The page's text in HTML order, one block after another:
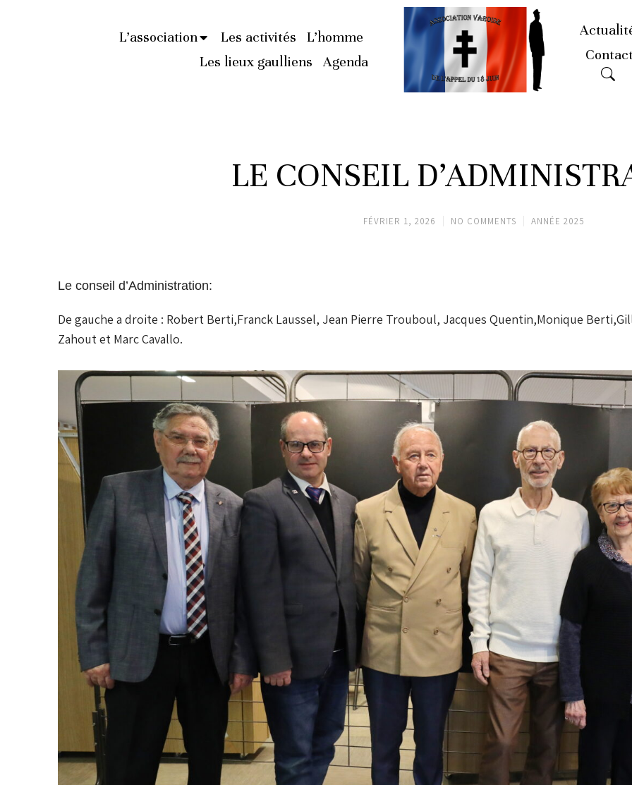
L’association Les activités
L’homme
Les lieux gaulliens
Agenda
LE CONSEIL
FÉVRIER 1, 2026 NO COMMENTS ANNÉE 2025
Le conseil d’Administration:
De gauche a droite : Robert Berti,Franck Laussel, Jean Pierre Trouboul, Jacques Quentin,Monique
Zahout et Marc Cavallo.